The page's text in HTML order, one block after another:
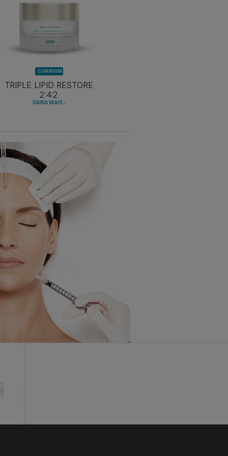
CORRIGIR
TRIPLE LIPID RESTORE
2:4:2
SAIBA MAIS>